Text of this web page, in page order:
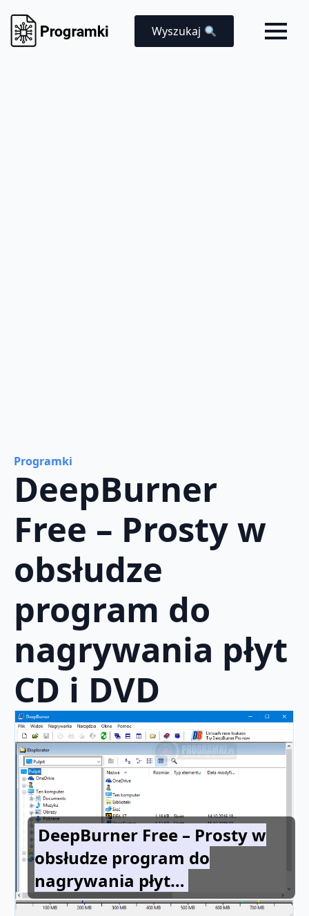
Wyszukaj
Programki
DeepBurner
Free – Prosty w
obsłudze
program do
nagrywania płyt
CD i DVD
DeepBurner Free – Prosty w
obsłudze program do
nagrywania płyt…